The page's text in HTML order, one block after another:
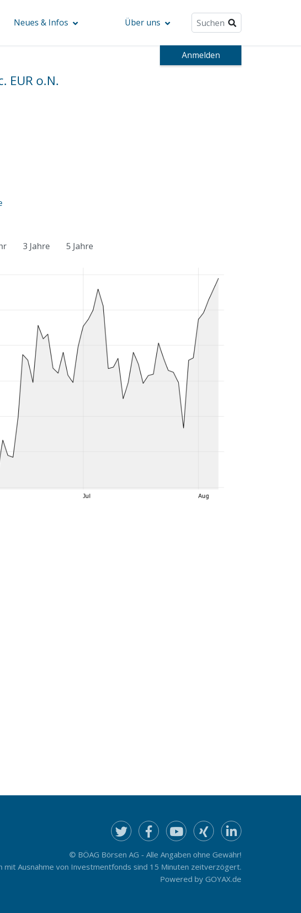
Neues & Infos Über uns
Anmelden
EUR o.N.
3 Jahre 5 Jahre
© BÖAG Börsen AG - Alle Angaben ohne Gewähr!
mit Ausnahme von Investmentfonds sind 15 Minuten zeitverzögert.
Powered by GOYAX.de